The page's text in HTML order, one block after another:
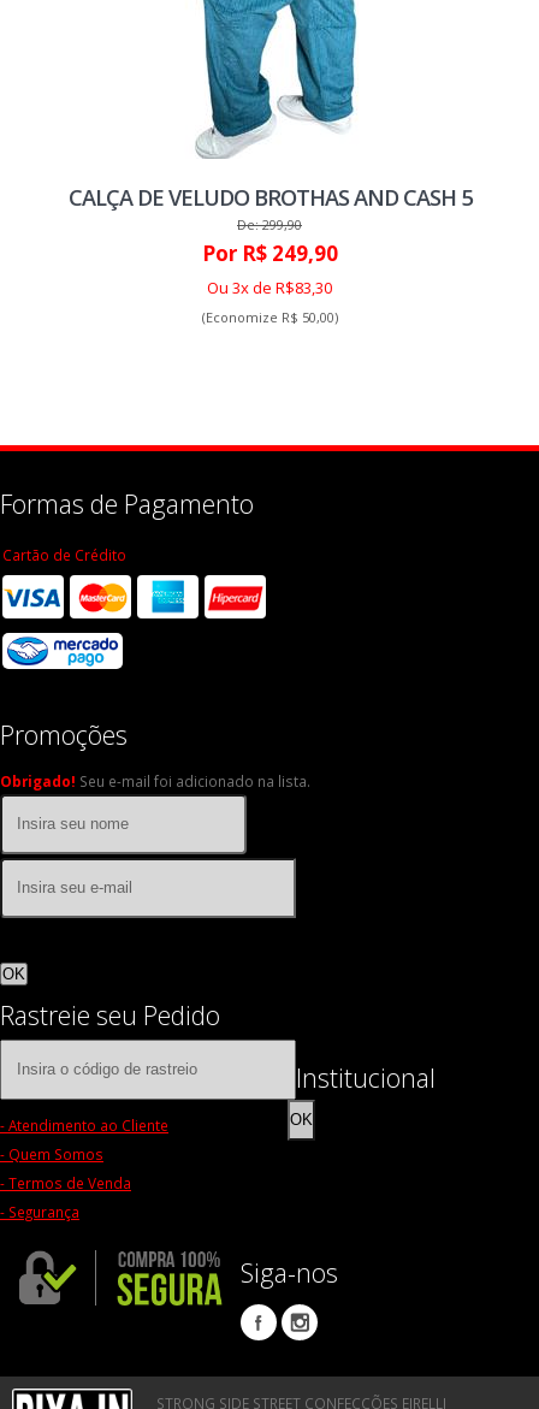
CALÇA DE VELUDO BROTHAS AND CASH 5
De: 299,90
Por R$ 249,90
Ou 3x de R$83,30
(Economize R$ 50,00)
Formas de Pagamento
Cartão de Crédito
Promoções
Obrigado! Seu e-mail foi adicionado na lista.
OK
Rastreie seu Pedido
OK
Institucional
- Atendimento ao Cliente
- Quem Somos
- Termos de Venda
- Segurança
Siga-nos
STRONG SIDE STREET CONFECÇÕES EIRELLI